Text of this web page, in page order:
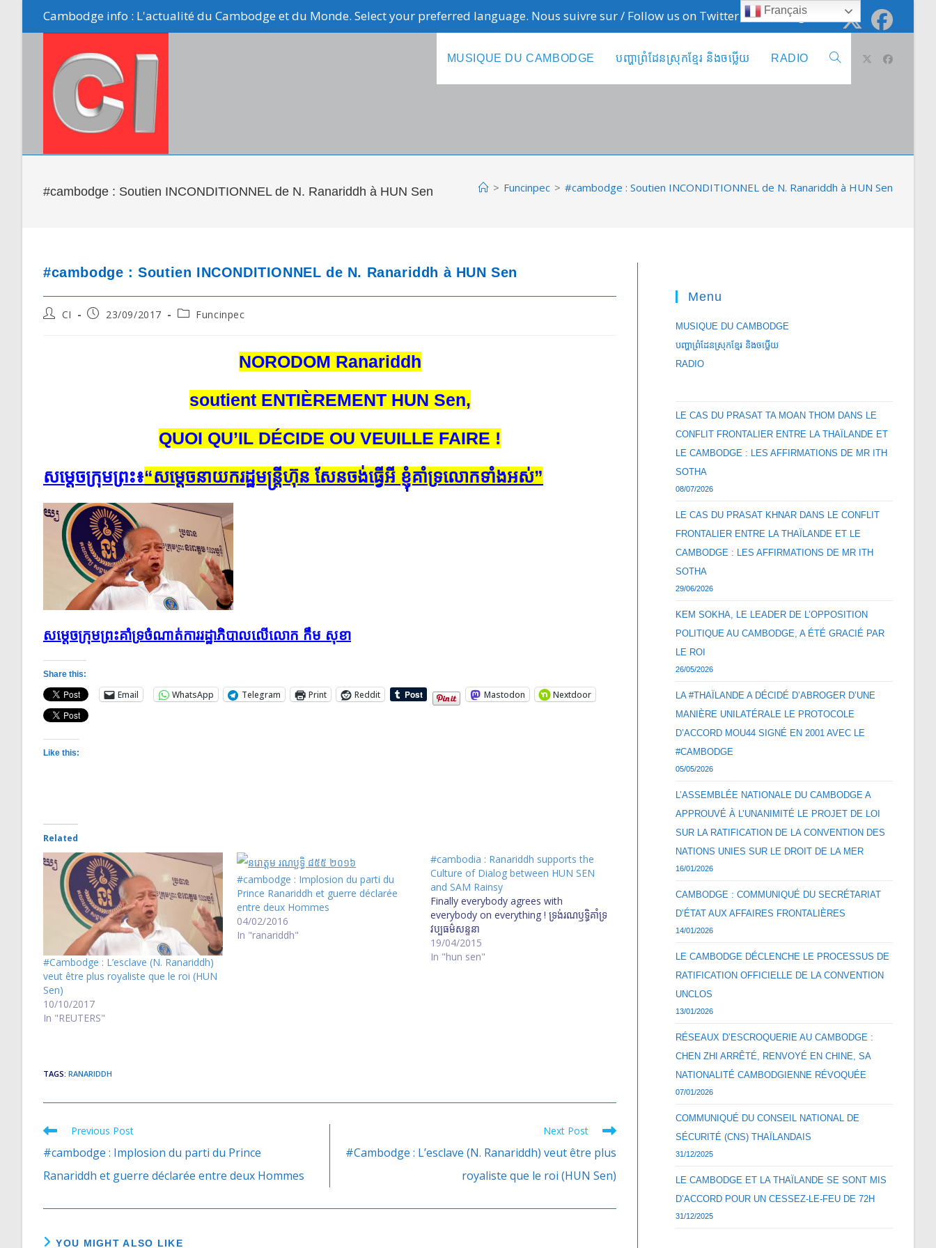
Cambodge info : L'actualité du Cambodge et du Monde. Select your preferred language. Nous suivre sur / Follow us on Twitter @cambodge_info
MUSIQUE DU CAMBODGE បញ្ហាព្រំដែនស្រុកខ្មែរ និងចឞ្លើយ RADIO Toggle
#cambodge : Soutien INCONDITIONNEL de N. Ranariddh à HUN Sen > Funcinpec > #cambodge : Soutien INCONDITIONNEL de N. Ranariddh à HUN Sen
#cambodge : Soutien INCONDITIONNEL de N. Ranariddh à HUN Sen
PostCI
Post23/09/2017
PostFuncinpec
NORODOM Ranariddh
soutient ENTIÈREMENT HUN Sen,
QUOI QU’IL DÉCIDE OU VEUILLE FAIRE !
សម្តេច​ក្រុម​ព្រះ​៖​​“​សម្តេច​នាយក​​រដ្ឋ​មន្ត្រី​​ហ៊ុន សែន​​ចង់​​ធ្វើ​អី​ ខ្ញុំ​​គាំទ្រ​​លោក​​ទាំង​អស់​”​
សម្តេចក្រុមព្រះគាំទ្រចំណាត់ការរដ្ឋាភិបាលលើលោក កឹម សុខា
Share this:
Email WhatsApp Telegram Print Reddit Mastodon Nextdoor
Like this:
Related
#Cambodge : L’esclave (N. Ranariddh)
veut être plus royaliste que le roi (HUN
Sen)
10/10/2017
In "REUTERS"
#cambodge : Implosion du parti du
Prince Ranariddh et guerre déclarée
entre deux Hommes
04/02/2016
In "ranariddh"
#cambodia : Ranariddh supports the
Culture of Dialog between HUN SEN
and SAM Rainsy
Finally everybody agrees with
everybody on everything ! ទ្រង់​រណឫទ្ធិ​គាំទ្រ​
វប្បធម៌​សន្ទនា​​
19/04/2015
In "hun sen"
TAGS: RANARIDDH
Read
more
Previous Post
#cambodge : Implosion du parti du Prince
Ranariddh et guerre déclarée entre deux Hommes
Next Post
#Cambodge : L’esclave (N. Ranariddh) veut être plus
royaliste que le roi (HUN Sen)
YOU MIGHT ALSO LIKE
Menu
MUSIQUE DU CAMBODGE
បញ្ហាព្រំដែនស្រុកខ្មែរ និងចឞ្លើយ
RADIO
LE CAS DU PRASAT TA MOAN THOM DANS LE
CONFLIT FRONTALIER ENTRE LA THAÏLANDE ET
LE CAMBODGE : LES AFFIRMATIONS DE MR ITH
SOTHA
08/07/2026
LE CAS DU PRASAT KHNAR DANS LE CONFLIT
FRONTALIER ENTRE LA THAÏLANDE ET LE
CAMBODGE : LES AFFIRMATIONS DE MR ITH
SOTHA
29/06/2026
KEM SOKHA, LE LEADER DE L’OPPOSITION
POLITIQUE AU CAMBODGE, A ÉTÉ GRACIÉ PAR
LE ROI
26/05/2026
LA #THAÏLANDE A DÉCIDÉ D’ABROGER D’UNE
MANIÈRE UNILATÉRALE LE PROTOCOLE
D’ACCORD MOU44 SIGNÉ EN 2001 AVEC LE
#CAMBODGE
05/05/2026
L’ASSEMBLÉE NATIONALE DU CAMBODGE A
APPROUVÉ À L’UNANIMITÉ LE PROJET DE LOI
SUR LA RATIFICATION DE LA CONVENTION DES
NATIONS UNIES SUR LE DROIT DE LA MER
16/01/2026
CAMBODGE : COMMUNIQUÉ DU SECRÉTARIAT
D’ÉTAT AUX AFFAIRES FRONTALIÈRES
14/01/2026
LE CAMBODGE DÉCLENCHE LE PROCESSUS DE
RATIFICATION OFFICIELLE DE LA CONVENTION
UNCLOS
13/01/2026
RÉSEAUX D’ESCROQUERIE AU CAMBODGE :
CHEN ZHI ARRÊTÉ, RENVOYÉ EN CHINE, SA
NATIONALITÉ CAMBODGIENNE RÉVOQUÉE
07/01/2026
COMMUNIQUÉ DU CONSEIL NATIONAL DE
SÉCURITÉ (CNS) THAÏLANDAIS
31/12/2025
LE CAMBODGE ET LA THAÏLANDE SE SONT MIS
D’ACCORD POUR UN CESSEZ-LE-FEU DE 72H
31/12/2025
Français